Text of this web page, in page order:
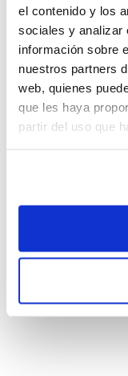
el contenido y los
sociales y analizar
información sobre
nuestros partners
web, quienes
que les haya
partir del uso que